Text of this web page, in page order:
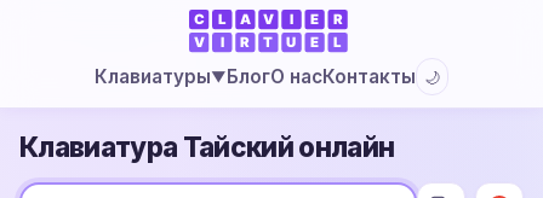
Клавиатуры▼БлогО насКонтакты 🌙
Клавиатура Тайский онлайн